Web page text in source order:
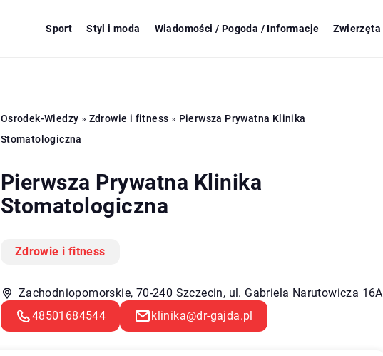
Sport Styl i moda Wiadomości / Pogoda / Informacje Zwierzęta
Osrodek-Wiedzy » Zdrowie i fitness » Pierwsza Prywatna Klinika
Stomatologiczna
Pierwsza Prywatna Klinika
Stomatologiczna
Zdrowie i fitness
Zachodniopomorskie, 70-240 Szczecin, ul. Gabriela Narutowicza 16A
48501684544
klinika@dr-gajda.pl